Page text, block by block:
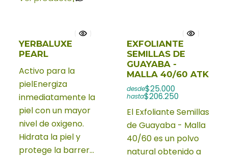
YERBALUXE
PEARL
Activo para la
pielEnergiza
inmediatamente la
piel con un mayor
nivel de oxigeno.
Hidrata la piel y
protege la barrer...
EXFOLIANTE
SEMILLAS DE
GUAYABA -
MALLA 40/60 ATK
desde$25.000
hasta$206.250
El Exfoliante Semillas
de Guayaba - Malla
40/60 es un polvo
natural obtenido a